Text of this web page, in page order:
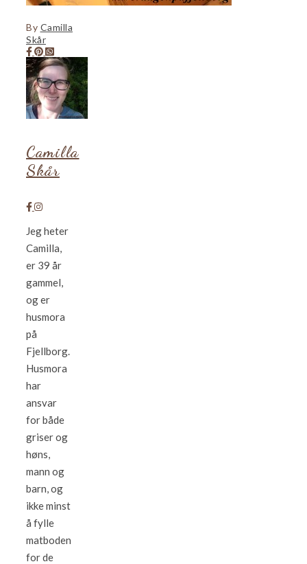
By Camilla
Skår
Camilla
Skår
Jeg heter
Camilla,
er 39 år
gammel,
og er
husmora
på
Fjellborg.
Husmora
har
ansvar
for både
griser og
høns,
mann og
barn, og
ikke minst
å fylle
matboden
for de